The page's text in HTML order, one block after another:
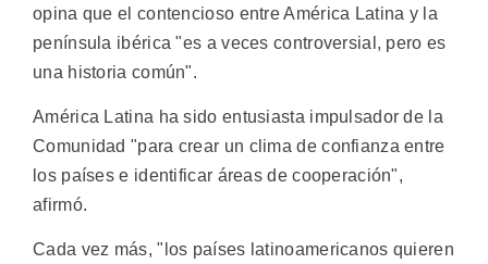
opina que el contencioso entre América Latina y la
península ibérica "es a veces controversial, pero es
una historia común".
América Latina ha sido entusiasta impulsador de la
Comunidad "para crear un clima de confianza entre
los países e identificar áreas de cooperación",
afirmó.
Cada vez más, "los países latinoamericanos quieren